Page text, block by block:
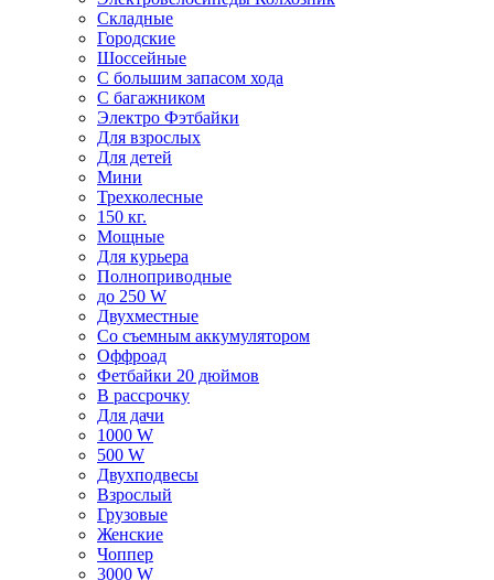
Складные
Городские
Шоссейные
С большим запасом хода
С багажником
Электро Фэтбайки
Для взрослых
Для детей
Мини
Трехколесные
150 кг.
Мощные
Для курьера
Полноприводные
до 250 W
Двухместные
Со съемным аккумулятором
Оффроад
Фетбайки 20 дюймов
В рассрочку
Для дачи
1000 W
500 W
Двухподвесы
Взрослый
Грузовые
Женские
Чоппер
3000 W